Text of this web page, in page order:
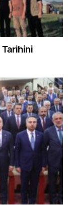
Tarihini